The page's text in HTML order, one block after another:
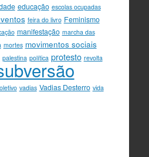
educação escolas ocupadas
feira do livro Feminismo
manifestação marcha das
mortes movimentos sociais
palestina política protesto revolta
vadias Vadias Desterro vida